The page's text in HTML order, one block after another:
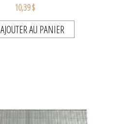
10,39 $
AJOUTER AU PANIER